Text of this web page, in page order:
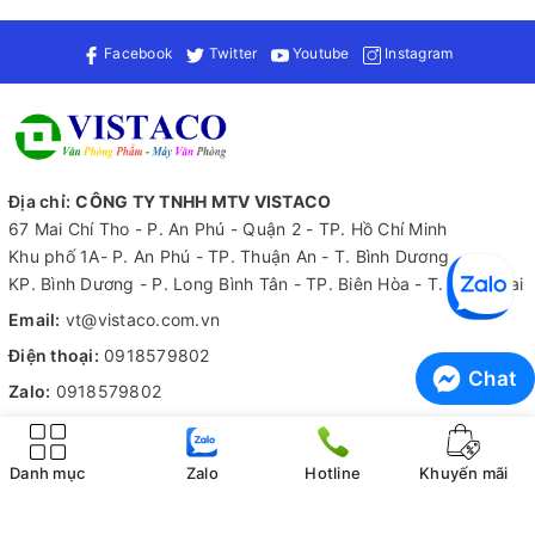
hàng. Đặc biệt, sản phẩm rất hữu ích trong việc vận chuyển
bưu kiện và hàng hóa, giúp đảm bảo an toàn trong quá trình
giao nhận. Khả năng dính chặt trên nhiều loại bề mặt như giấy,
kim loại, thủy tinh, nhựa và gốm sứ khiến sản phẩm này trở
dùng đến thực hiện các dự án sáng tạo.
Facebook Twitter Youtube Instagram
Địa chỉ: CÔNG TY TNHH MTV VISTACO
67 Mai Chí Tho - P. An Phú - Quận 2 - TP. Hồ Chí Minh
Khu phố 1A- P. An Phú - TP. Thuận An - T. Bình Dương
KP. Bình Dương - P. Long Bình Tân - TP. Biên Hòa - T. Đồng Nai
Email: vt@vistaco.com.vn
Điện thoại: 0918579802
Zalo: 0918579802
Tiếp nhận thông tin
Hỗ trợ 24/7
Danh mục Zalo Hotline Khuyến mãi
Chat